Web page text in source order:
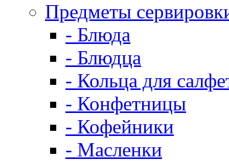
Предметы
- Блюда
- Блюдца
- Кольца для
- Конфетницы
- Кофейники
- Масленки